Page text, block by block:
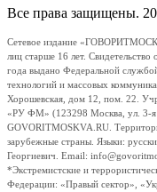
Все права защищены.
Сетевое издание
лиц старше 16 лет.
года выдано Федеральной
технологий и массовых
Хорошевская, дом 12, пом. 22.
«РУ ФМ» (123298 Москва, ул. 3-я
GOVORITMOSKVA.RU.
зарубежные страны. Языки:
Георгиевич. Email:
*Экстремистские и
Федерации: «Правый сектор»,